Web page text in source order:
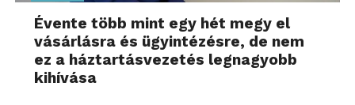
Évente több mint egy hét megy el
vásárlásra és ügyintézésre, de nem
ez a háztartásvezetés legnagyobb
kihívása